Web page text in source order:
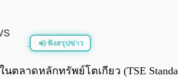
ฟังสรุปข่าว
นตลาดหลักทรัพย์โตเกียว (TSE